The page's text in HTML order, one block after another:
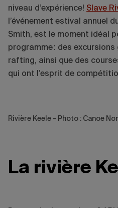
niveau d’expérience! Slave
l’événement estival annuel
Smith, est le moment idéal
programme : des
rafting, ainsi que des
qui ont l’esprit de
Rivière Keele - Photo : Canoe
La rivière